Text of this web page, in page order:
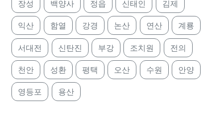
장성 백양사 정읍 신태인 김제
익산 함열 강경 논산 연산 계룡
서대전 신탄진 부강 조치원 전의
천안 성환 평택 오산 수원 안양
영등포 용산